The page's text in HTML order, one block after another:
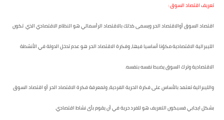
تعريف اقتصاد السوق :
اقتصاد السوق أوالاقتصاد الحر ويسمى كذلك بالاقتصاد الرأسمالي هو النظام الاقتصادي الذي تكون
الليبرالية الاقتصادية مكوّنا أساسيا فيها، وفكرة الاقتصاد الحر هو عدم تدخل الدولة في الأنشطة
الاقتصادية وترك السوق يضبط نفسه بنفسه.
والليبرالية تعتمد بالأساس على فكرة الحرية الفردية، ولمعرفة فكرة الاقتصاد الحر أو اقتصاد السوق
بشكل ايجابي فسيكون التعريف هو للفرد حرية في أن يقوم بأى نشاط اقتصادي.